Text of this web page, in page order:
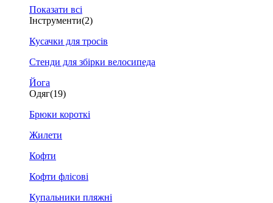
Показати всі
Інструменти(2)
Кусачки для тросів
Стенди для збірки велосипеда
Йога
Одяг(19)
Брюки короткі
Жилети
Кофти
Кофти флісові
Купальники пляжні